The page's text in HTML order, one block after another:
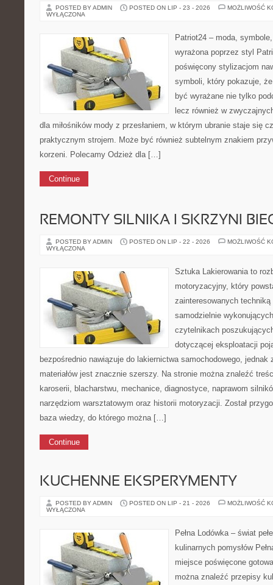
POSTED BY ADMIN POSTED ON LIP - 23 - 2026
MOŻLIWOŚĆ
WYŁĄCZONA
Patriot24 – moda,
wyrażona poprzez styl
poświęcony stylizacjom
symboli, który pokazuje,
być wyrażane nie tylko
lecz również w
dla miłośników mody z przesłaniem, w którym ubranie staje się
praktycznym strojem. Może być również subtelnym znakiem
korzeni. Polecamy Odzież dla […]
Continue
REMONTY SILNIKA I SKRZYNI
POSTED BY ADMIN POSTED ON LIP - 22 - 2026
MOŻLIWOŚĆ
WYŁĄCZONA
Sztuka Lakierowania to
motoryzacyjny, który
zainteresowanych
samodzielnie
czytelnikach
dotyczącej eksploatacji
bezpośrednio nawiązuje do lakiernictwa samochodowego, jednak
materiałów jest znacznie szerszy. Na stronie można znaleźć
karoserii, blacharstwu, mechanice, diagnostyce, naprawom
narzędziom warsztatowym oraz historii motoryzacji. Został
baza wiedzy, do którego można […]
Continue
KUCHENNE EKSPERYMENTY
POSTED BY ADMIN POSTED ON LIP - 21 - 2026
MOŻLIWOŚĆ
WYŁĄCZONA
Pełna Lodówka – świat
kulinarnych pomysłów
miejsce poświęcone
można znaleźć przepisy